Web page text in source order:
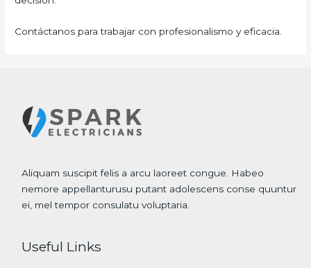
Contáctanos para trabajar con profesionalismo y eficacia.
Aliquam suscipit felis a arcu laoreet congue. Habeo
nemore appellanturusu putant adolescens conse quuntur
ei, mel tempor consulatu voluptaria.
Useful Links